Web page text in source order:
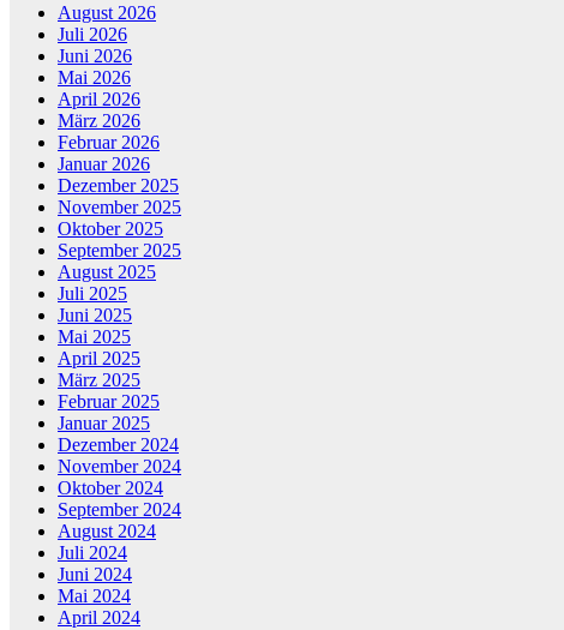
August 2026
Juli 2026
Juni 2026
Mai 2026
April 2026
März 2026
Februar 2026
Januar 2026
Dezember 2025
November 2025
Oktober 2025
September 2025
August 2025
Juli 2025
Juni 2025
Mai 2025
April 2025
März 2025
Februar 2025
Januar 2025
Dezember 2024
November 2024
Oktober 2024
September 2024
August 2024
Juli 2024
Juni 2024
Mai 2024
April 2024